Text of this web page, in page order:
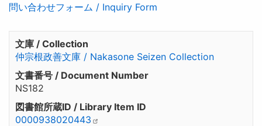
問い合わせフォーム / Inquiry Form
文庫 / Collection
仲宗根政善文庫 / Nakasone Seizen Collection
文書番号 / Document Number
NS182
図書館所蔵ID / Library Item ID
0000938020443